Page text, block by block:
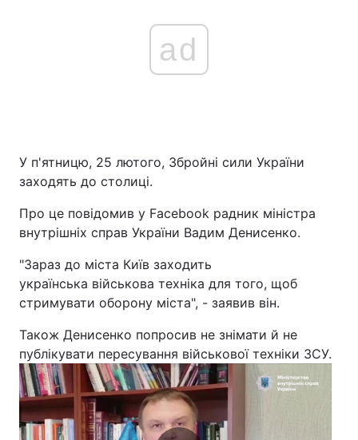
Україна Політика
Економіка
Спорт Наука
Техно і зв'язок Лайт
Зброя Інциденти
Здоров'я Туризм
ad
У п'ятницю, 25 лютого, Збройні сили України
заходять до столиці.
Про це повідомив у Facebook радник міністра
внутрішніх справ України Вадим Денисенко.
"Зараз до міста Київ заходить
українська військова техніка для того, щоб
стримувати оборону міста", - заявив він.
Також Денисенко попросив не знімати й не
публікувати пересування військової техніки ЗСУ.